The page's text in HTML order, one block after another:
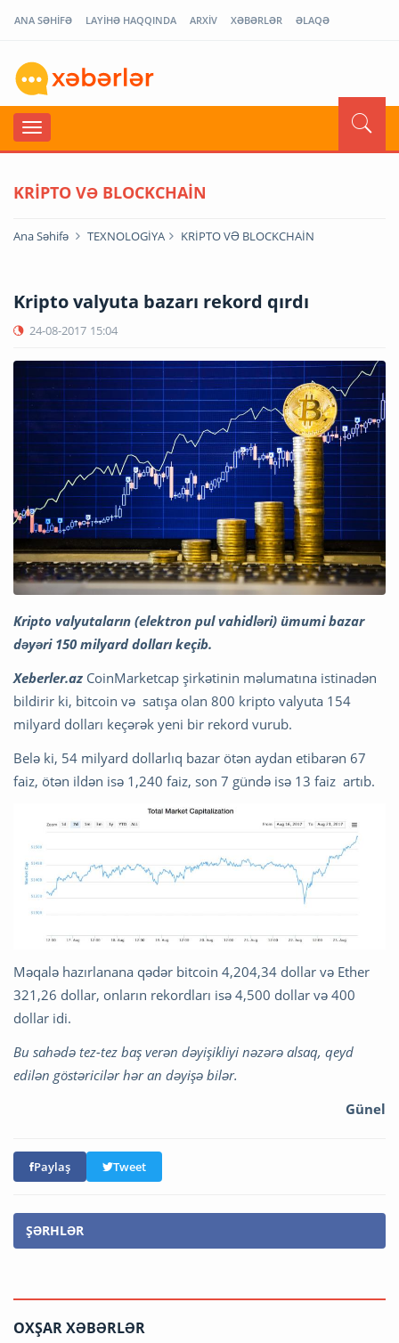
ANA SƏHİFƏ LAYİHƏ HAQQINDA ARXİV XƏBƏRLƏR ƏLAQƏ
KRİPTO VƏ BLOCKCHAİN
Ana Səhifə TEXNOLOGİYA KRİPTO VƏ BLOCKCHAİN
Kripto valyuta bazarı rekord qırdı
24-08-2017 15:04
Kripto valyutaların (elektron pul vahidləri) ümumi bazar
dəyəri 150 milyard dolları keçib.
Xeberler.az CoinMarketcap şirkətinin məlumatına istinadən
bildirir ki, bitcoin və satışa olan 800 kripto valyuta 154
milyard dolları keçərək yeni bir rekord vurub.
Belə ki, 54 milyard dollarlıq bazar ötən aydan etibarən 67
faiz, ötən ildən isə 1,240 faiz, son 7 gündə isə 13 faiz artıb.
Məqalə hazırlanana qədər bitcoin 4,204,34 dollar və Ether
321,26 dollar, onların rekordları isə 4,500 dollar və 400
dollar idi.
Bu sahədə tez-tez baş verən dəyişikliyi nəzərə alsaq, qeyd
edilən göstəricilər hər an dəyişə bilər.
Günel
Paylaş Tweet
ŞƏRHLƏR
OXŞAR XƏBƏRLƏR